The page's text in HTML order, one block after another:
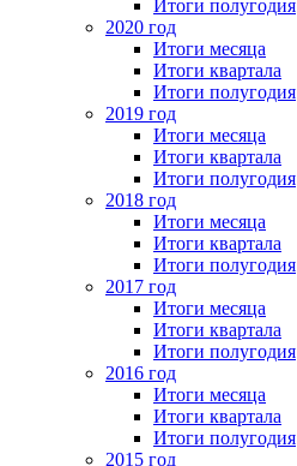
Итоги полугодия
2020 год
Итоги месяца
Итоги квартала
Итоги полугодия
2019 год
Итоги месяца
Итоги квартала
Итоги полугодия
2018 год
Итоги месяца
Итоги квартала
Итоги полугодия
2017 год
Итоги месяца
Итоги квартала
Итоги полугодия
2016 год
Итоги месяца
Итоги квартала
Итоги полугодия
2015 год